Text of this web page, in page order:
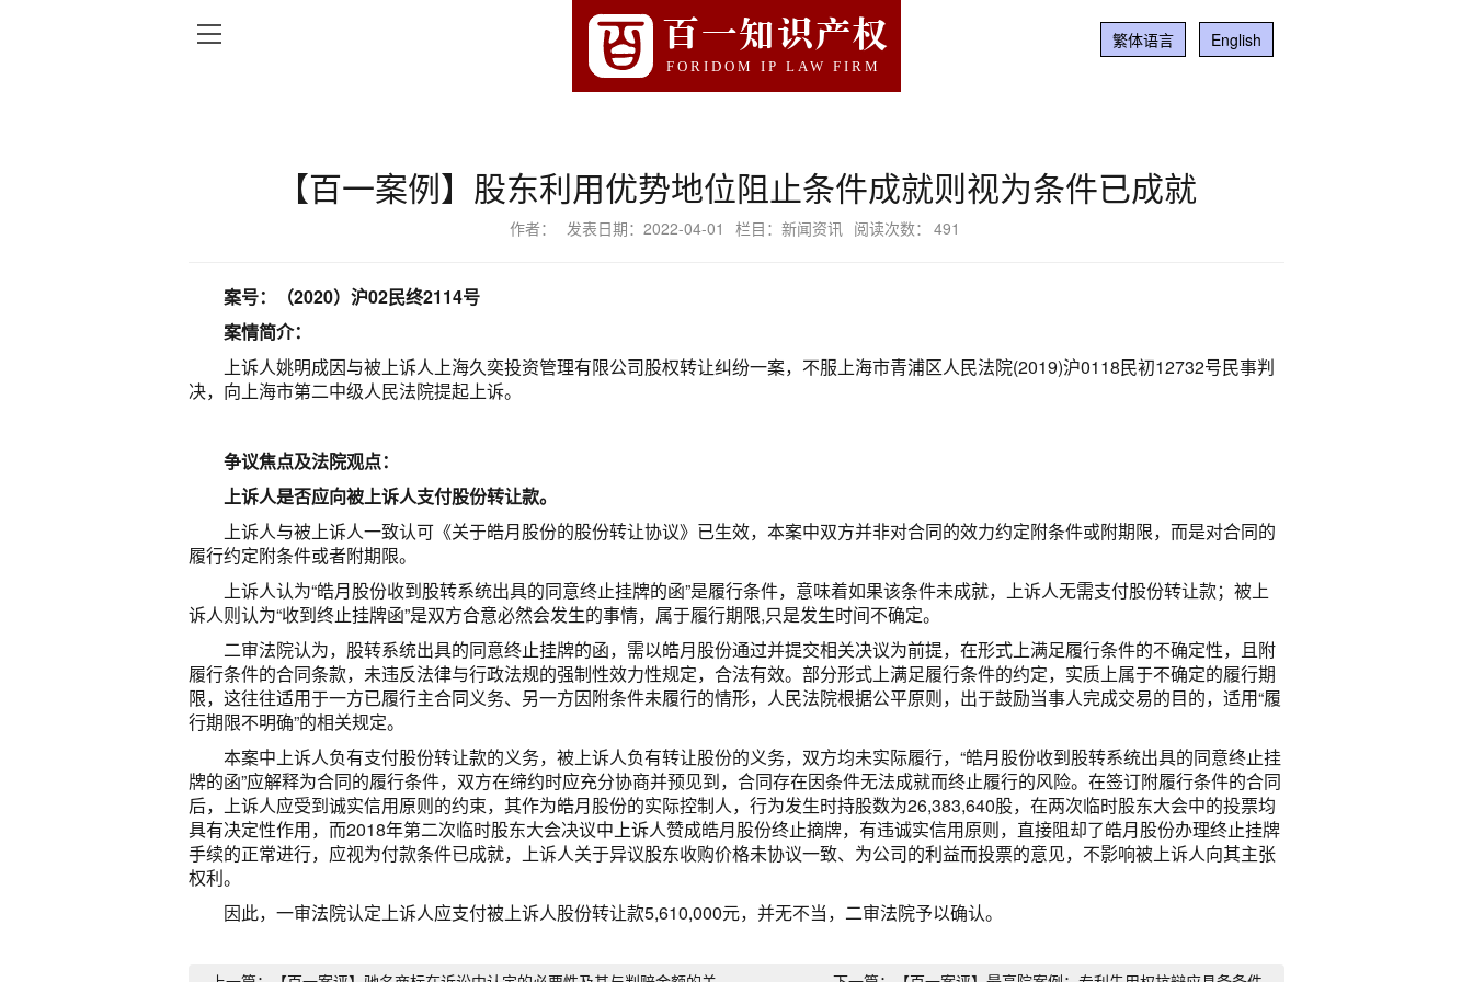
百一知识产权
FORIDOM IP LAW FIRM
English
繁体语言
【百一案例】股东利用优势地位阻止条件成就则视为条件已成就
作者： 发表日期：2022-04-01 栏目：新闻资讯 阅读次数： 491
案号：
（2020）沪02民终2114号
案情简介：
上诉人姚明成因与被上诉人上海久奕投资管理有限公司股权转让纠纷一案，不服上海市青浦区人民法院(2019)沪0118民初12732号民事判
决，向上海市第二中级人民法院提起上诉。
争议焦点及法院观点：
上诉人是否应向被上诉人支付股份转让款。
上诉人与被上诉人一致认可《关于皓月股份的股份转让协议》已生效，本案中双方并非对合同的效力约定附条件或附期限，而是对合同的
履行约定附条件或者附期限。
上诉人认为“皓月股份收到股转系统出具的同意终止挂牌的函”是履行条件，意味着如果该条件未成就，上诉人无需支付股份转让款；被上
诉人则认为“收到终止挂牌函”是双方合意必然会发生的事情，属于履行期限,只是发生时间不确定。
二审法院认为，股转系统出具的同意终止挂牌的函，需以皓月股份通过并提交相关决议为前提，在形式上满足履行条件的不确定性，且附
履行条件的合同条款，未违反法律与行政法规的强制性效力性规定，合法有效。部分形式上满足履行条件的约定，实质上属于不确定的履行期
限，这往往适用于一方已履行主合同义务、另一方因附条件未履行的情形，人民法院根据公平原则，出于鼓励当事人完成交易的目的，适用“履
行期限不明确”的相关规定。
本案中上诉人负有支付股份转让款的义务，被上诉人负有转让股份的义务，双方均未实际履行，“皓月股份收到股转系统出具的同意终止挂
牌的函”应解释为合同的履行条件，双方在缔约时应充分协商并预见到，合同存在因条件无法成就而终止履行的风险。在签订附履行条件的合同
后，上诉人应受到诚实信用原则的约束，其作为皓月股份的实际控制人，行为发生时持股数为26,383,640股，在两次临时股东大会中的投票均
具有决定性作用，而2018年第二次临时股东大会决议中上诉人赞成皓月股份终止摘牌，有违诚实信用原则，直接阻却了皓月股份办理终止挂牌
手续的正常进行，应视为付款条件已成就，上诉人关于异议股东收购价格未协议一致、为公司的利益而投票的意见，不影响被上诉人向其主张
权利。
因此，一审法院认定上诉人应支付被上诉人股份转让款5,610,000元，并无不当，二审法院予以确认。